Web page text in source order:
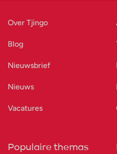
Over Tjingo
Blog
Nieuwsbrief
Nieuws
Vacatures
Populaire themas